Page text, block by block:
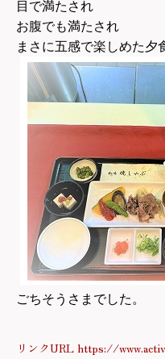
目で満たされ
お腹でも満たされ
まさに五感で楽しめた夕
ごちそうさまでした。
リンクURL https://